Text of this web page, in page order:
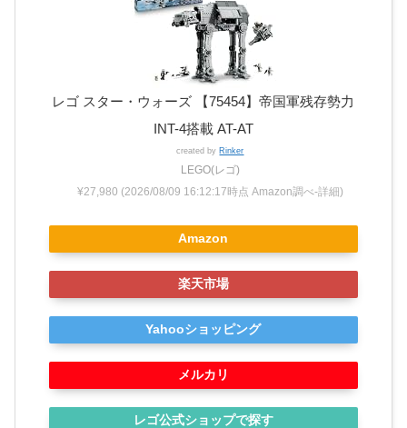
レゴ スター・ウォーズ 【75454】帝国軍残存勢力
INT-4搭載 AT-AT
created by Rinker
LEGO(レゴ)
¥27,980 (2026/08/09 16:12:17時点 Amazon調べ-詳細)
Amazon
楽天市場
Yahooショッピング
メルカリ
レゴ公式ショップで探す